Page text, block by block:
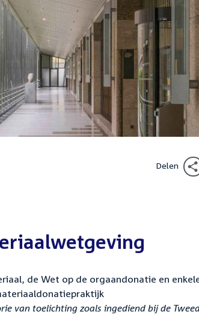
Delen
de Wet op de orgaandonatie en
van toelichting zoals ingediend bij de